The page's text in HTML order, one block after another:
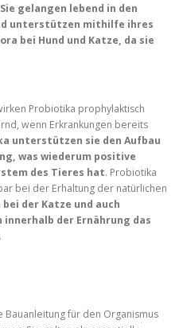
gelangen lebend in den
unterstützen mithilfe ihres
bei Hund und Katze, da sie
Probiotika prophylaktisch
wenn Erkrankungen bereits
unterstützen sie den Aufbau
was wiederum positive
des Tieres hat. Probiotika
bei der Erhaltung der natürlichen
der Katze und auch
der Ernährung das
.
für den Organismus